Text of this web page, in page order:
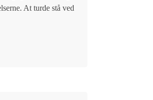
At turde stå ved